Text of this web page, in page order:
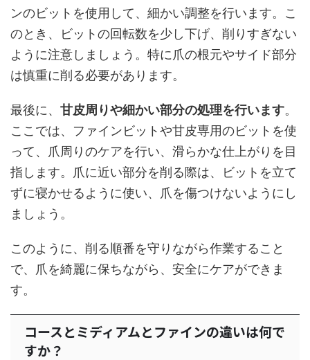
ンのビットを使用して、細かい調整を行います。こ
のとき、ビットの回転数を少し下げ、削りすぎない
ように注意しましょう。特に爪の根元やサイド部分
は慎重に削る必要があります。
最後に、 甘皮周りや細かい部分の処理を行います。
ここでは、ファインビットや甘皮専用のビットを使
って、爪周りのケアを行い、滑らかな仕上がりを目
指します。爪に近い部分を削る際は、ビットを立て
ずに寝かせるように使い、爪を傷つけないようにし
ましょう。
このように、削る順番を守りながら作業すること
で、爪を綺麗に保ちながら、安全にケアができま
す。
コースとミディアムとファインの違いは何で
すか？